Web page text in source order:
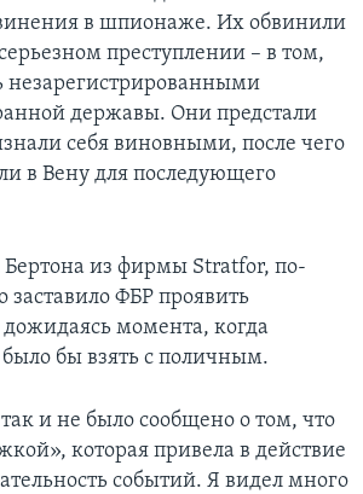
в шпионаже. Их обвинили
преступлении – в том,
незарегистрированными
державы. Они предстали
себя виновными, после чего
в Вену для последующего
Бертона из фирмы Stratfor, по-
заставило ФБР проявить
момента, когда
бы взять с поличным.
и не было сообщено о том, что
которая привела в действие
событий. Я видел много